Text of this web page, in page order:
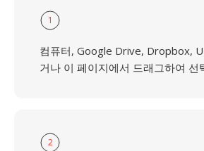
1
컴퓨터, Google Drive, Dropbox,
거나 이 페이지에서 드래그하여 선
2